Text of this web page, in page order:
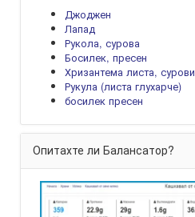
Джоджен
Лапад
Рукола, сурова
Босилек, пресен
Хризантема листа, сурови
Рукула (листа глухарче)
босилек пресен
Опитахте ли Балансатор?